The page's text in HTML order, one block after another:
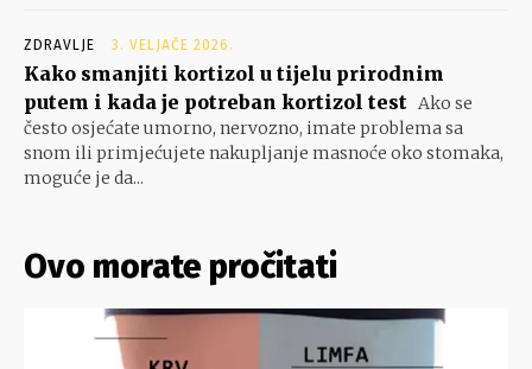
ZDRAVLJE 3. VELJAČE 2026.
Kako smanjiti kortizol u tijelu prirodnim
putem i kada je potreban kortizol test Ako se
često osjećate umorno, nervozno, imate problema sa
snom ili primjećujete nakupljanje masnoće oko stomaka,
moguće je da...
Ovo morate pročitati